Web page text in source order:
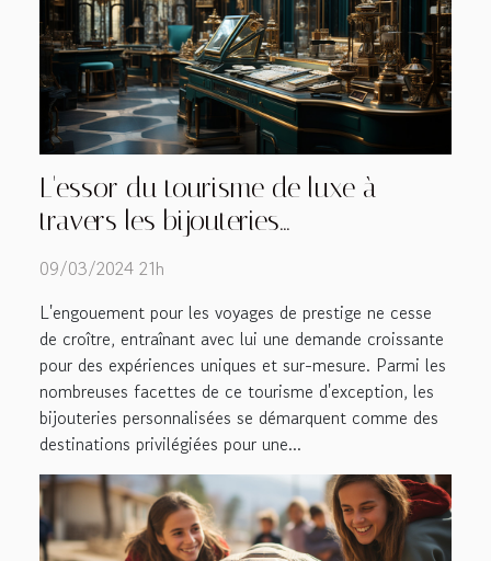
L'essor du tourisme de luxe à
travers les bijouteries
personnalisées
09/03/2024 21h
L'engouement pour les voyages de prestige ne cesse
de croître, entraînant avec lui une demande croissante
pour des expériences uniques et sur-mesure. Parmi les
nombreuses facettes de ce tourisme d'exception, les
bijouteries personnalisées se démarquent comme des
destinations privilégiées pour une...